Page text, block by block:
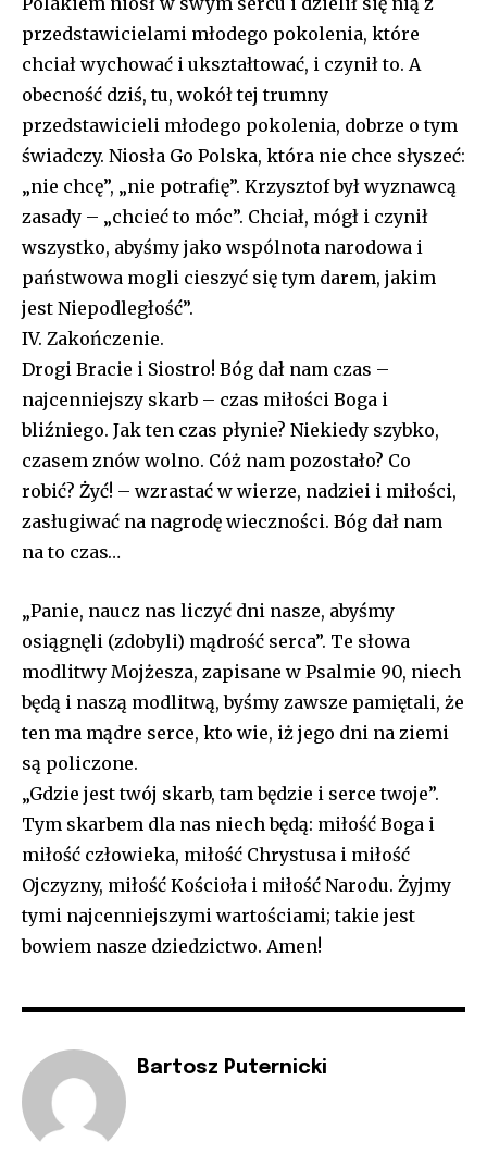
przedstawicielami młodego pokolenia, które
chciał wychować i ukształtować, i czynił to. A
obecność dziś, tu, wokół tej trumny
przedstawicieli młodego pokolenia, dobrze o tym
świadczy. Niosła Go Polska, która nie chce słyszeć:
„nie chcę”, „nie potrafię”. Krzysztof był wyznawcą
zasady – „chcieć to móc”. Chciał, mógł i czynił
wszystko, abyśmy jako wspólnota narodowa i
państwowa mogli cieszyć się tym darem, jakim
jest Niepodległość”.
IV. Zakończenie.
Drogi Bracie i Siostro! Bóg dał nam czas –
najcenniejszy skarb – czas miłości Boga i
bliźniego. Jak ten czas płynie? Niekiedy szybko,
czasem znów wolno. Cóż nam pozostało? Co
robić? Żyć! – wzrastać w wierze, nadziei i miłości,
zasługiwać na nagrodę wieczności. Bóg dał nam
na to czas…
„Panie, naucz nas liczyć dni nasze, abyśmy
osiągnęli (zdobyli) mądrość serca”. Te słowa
modlitwy Mojżesza, zapisane w Psalmie 90, niech
będą i naszą modlitwą, byśmy zawsze pamiętali, że
ten ma mądre serce, kto wie, iż jego dni na ziemi
są policzone.
„Gdzie jest twój skarb, tam będzie i serce twoje”.
Tym skarbem dla nas niech będą: miłość Boga i
miłość człowieka, miłość Chrystusa i miłość
Ojczyzny, miłość Kościoła i miłość Narodu. Żyjmy
tymi najcenniejszymi wartościami; takie jest
bowiem nasze dziedzictwo. Amen!
Bartosz Puternicki